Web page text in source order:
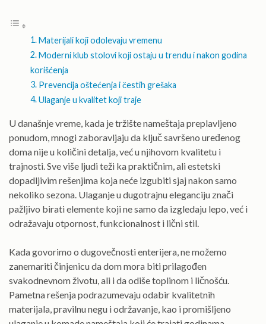
Materijali koji odolevaju vremenu
Moderni klub stolovi koji ostaju u trendu i nakon godina
korišćenja
Prevencija oštećenja i čestih grešaka
Ulaganje u kvalitet koji traje
U današnje vreme, kada je tržište nameštaja preplavljeno
ponudom, mnogi zaboravljaju da ključ savršeno uređenog
doma nije u količini detalja, već u njihovom kvalitetu i
trajnosti. Sve više ljudi teži ka praktičnim, ali estetski
dopadljivim rešenjima koja neće izgubiti sjaj nakon samo
nekoliko sezona. Ulaganje u dugotrajnu eleganciju znači
pažljivo birati elemente koji ne samo da izgledaju lepo, već i
odražavaju otpornost, funkcionalnost i lični stil.
Kada govorimo o dugovečnosti enterijera, ne možemo
zanemariti činjenicu da dom mora biti prilagođen
svakodnevnom životu, ali i da odiše toplinom i ličnošću.
Pametna rešenja podrazumevaju odabir kvalitetnih
materijala, pravilnu negu i održavanje, kao i promišljeno